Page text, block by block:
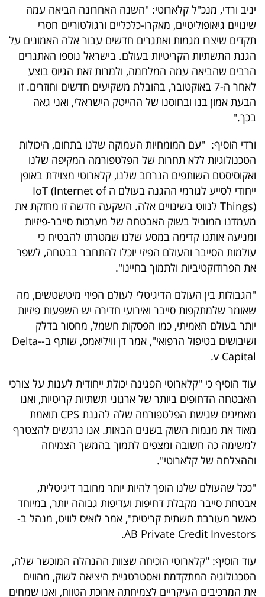
מייל
אדום
פרסמו
באייס
עקבו
אחרינו:
יניב ורדי, מנכ"ל קלארוטי: "השנה האחרונה הביאה עמה
שינויים גיאופוליטיים, מאקרו-כלכליים ורגולטוריים חסרי
תקדים שיצרו מגמות ואתגרים חדשים עבור אלה האמונים על
הגנת התשתיות הקריטיות בעולם. בישראל נוספו האתגרים
הרבים שהביאה עמה המלחמה, ולמרות זאת הגיוס בוצע
לאחר ה-7 באוקטובר, בהובלת משקיעים חדשים וחוזרים. זו
הבעת אמון בנו ובחוסנו של ההייטק הישראלי, ואני גאה
בכך."
ורדי הוסיף: "עם המומחיות העמוקה שלנו בתחום, היכולות
הטכנולוגיות ללא תחרות של הפלטפורמה המקיפה שלנו
ואקוסיסטם השותפים הנרחב שלנו, קלארוטי מצוידת באופן
ייחודי לסייע לגורמי ההגנה בעולם ה IoT (Internet of
Things) לנווט בשינויים אלה. השקעה חדשה זו מחזקת את
מעמדנו המוביל בשוק האבטחה של מערכות סייבר-פיזיות
ומניעה אותנו קדימה במסע שלנו שמטרתו להבטיח כי
עולמות הסייבר והעולם הפיזי יוכלו להתחבר בבטחה, לשפר
את הפרודוקטיביות ולתמוך בחיינו".
"הגבולות בין העולם הדיגיטלי לעולם הפיזי מיטשטשים, מה
שאומר שלמתקפות סייבר ואירועי חדירה יש השפעות פיזיות
יותר בעולם האמיתי, כמו הפסקות חשמל, מחסור בדלק
ושיבושים בטיפול הרפואי", אמר דן וויליאמס, שותף ב-Delta-
v Capital.
עוד הוסיף כי "קלארוטי הפגינה יכולת ייחודית לענות על צורכי
האבטחה הדחופים ביותר של ארגוני תשתיות קריטיות, ואנו
מאמינים שגישת הפלטפורמה שלה להגנת CPS תואמת
מאוד את מגמות השוק בשנים הבאות. אנו נרגשים להצטרף
למשימה כה חשובה ומצפים לתמוך בהמשך הצמיחה
וההצלחה של קלארוטי".
"ככל שהעולם שלנו הופך להיות יותר מחובר דיגיטלית,
אבטחת סייבר מקבלת דחיפות ועדיפות גבוהה יותר, במיוחד
כאשר מעורבת תשתית קריטית", אמר לואיס לוויט, מנהל ב-
AB Private Credit Investors.
עוד הוסיף: "קלארוטי הוכיחה שצוות ההנהלה המוכשר שלה,
הטכנולוגיה המתקדמת ואסטרטגיית היציאה לשוק, מהווים
את המרכיבים העיקריים לצמיחתה ארוכת הטווח, ואנו שמחים